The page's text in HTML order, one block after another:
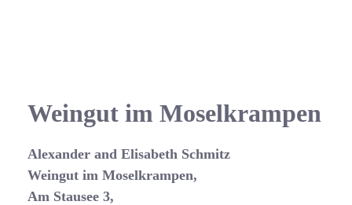
Weingut im Moselkrampen
Alexander and Elisabeth Schmitz
Weingut im Moselkrampen,
Am Stausee 3,